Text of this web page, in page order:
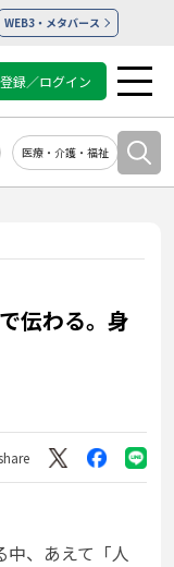
WEB3・メタバース
録／ログイン
医療・介護・福祉 シス
伝わる。身
中、あえて「人